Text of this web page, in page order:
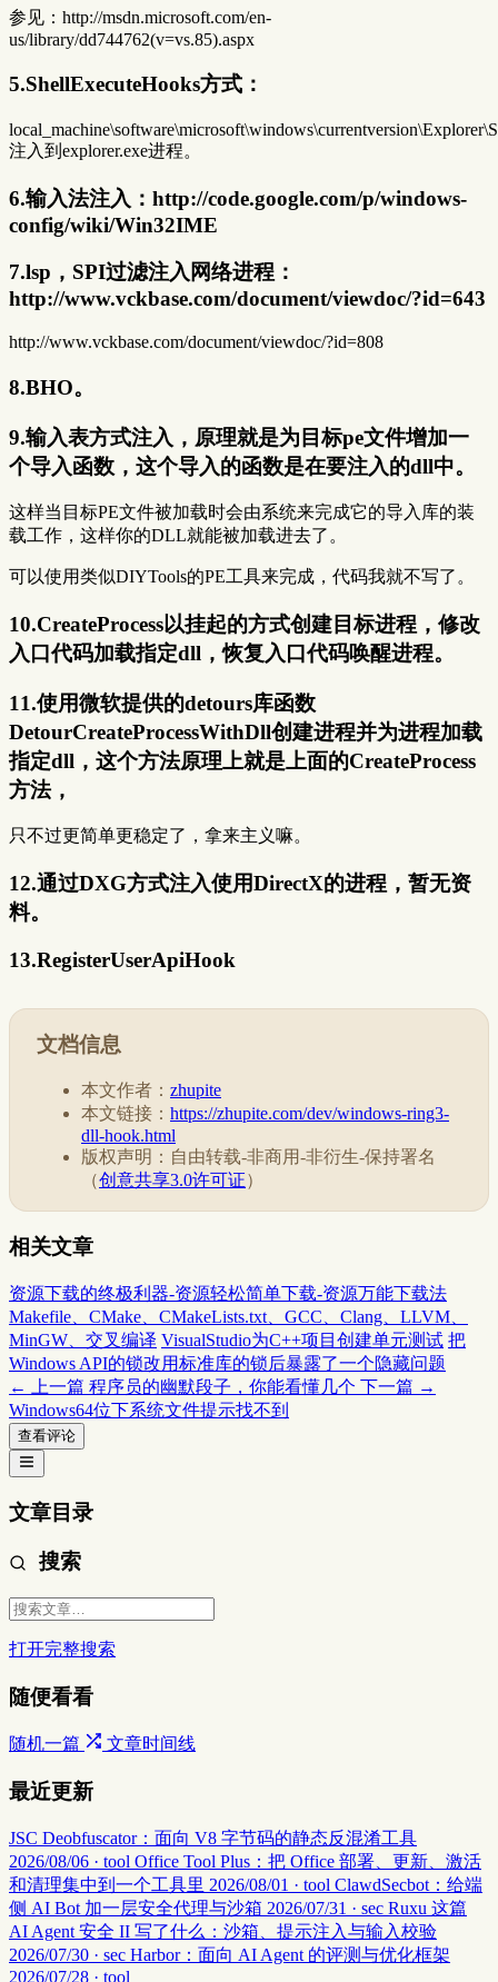
参见：http://msdn.microsoft.com/en-
us/library/dd744762(v=vs.85).aspx
5.ShellExecuteHooks方式：
注入到explorer.exe进程。
6.输入法注入：http://code.google.com/p/windows-
config/wiki/Win32IME
7.lsp，SPI过滤注入网络进程：
http://www.vckbase.com/document/viewdoc/?id=643
http://www.vckbase.com/document/viewdoc/?id=808
8.BHO。
9.输入表方式注入，原理就是为目标pe文件增加一
个导入函数，这个导入的函数是在要注入的dll中。
这样当目标PE文件被加载时会由系统来完成它的导入库的装
载工作，这样你的DLL就能被加载进去了。
可以使用类似DIYTools的PE工具来完成，代码我就不写了。
10.CreateProcess以挂起的方式创建目标进程，修改
入口代码加载指定dll，恢复入口代码唤醒进程。
11.使用微软提供的detours库函数
DetourCreateProcessWithDll创建进程并为进程加载
指定dll，这个方法原理上就是上面的CreateProcess
方法，
只不过更简单更稳定了，拿来主义嘛。
12.通过DXG方式注入使用DirectX的进程，暂无资
料。
13.RegisterUserApiHook
文档信息
本文作者： zhupite
本文链接： https://zhupite.com/dev/windows-ring3-
dll-hook.html
版权声明：自由转载-非商用-非衍生-保持署名
（创意共享3.0许可证）
相关文章
资源下载的终极利器-资源轻松简单下载-资源万能下载法
Makefile、CMake、CMakeLists.txt、GCC、Clang、LLVM、
MinGW、交叉编译 VisualStudio为C++项目创建单元测试 把
Windows API的锁改用标准库的锁后暴露了一个隐藏问题
← 上一篇 程序员的幽默段子，你能看懂几个 下一篇 →
Windows64位下系统文件提示找不到
查看评论
文章目录
搜索
打开完整搜索
随便看看
随机一篇 文章时间线
最近更新
JSC Deobfuscator：面向 V8 字节码的静态反混淆工具
2026/08/06 · tool Office Tool Plus：把 Office 部署、更新、激活
和清理集中到一个工具里 2026/08/01 · tool ClawdSecbot：给端
侧 AI Bot 加一层安全代理与沙箱 2026/07/31 · sec Ruxu 这篇
AI Agent 安全 II 写了什么：沙箱、提示注入与输入校验
2026/07/30 · sec Harbor：面向 AI Agent 的评测与优化框架
2026/07/28 · tool